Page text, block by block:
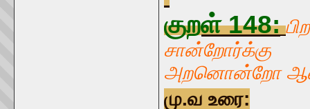
குறள் 148:
சான்றோர்க்கு
அறனொன்றோ
மு.வ உரை: